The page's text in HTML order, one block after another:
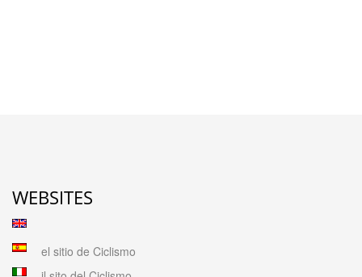
WEBSITES
el sitio de Ciclismo